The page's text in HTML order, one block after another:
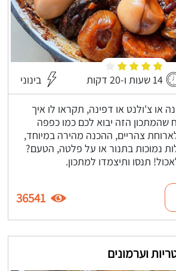
14 שעות ו-20 דקות בינוני
או צ'ולנט או דפינה, תקראו לו איך
הזה יבוא לכם כמו כפפה
צהריים, ההכנה מהירה במיוחד,
נמוכות בתנור או על פלטה, הטעם?
תנסו ותיצמדו למתכון.
36541
וערמונים